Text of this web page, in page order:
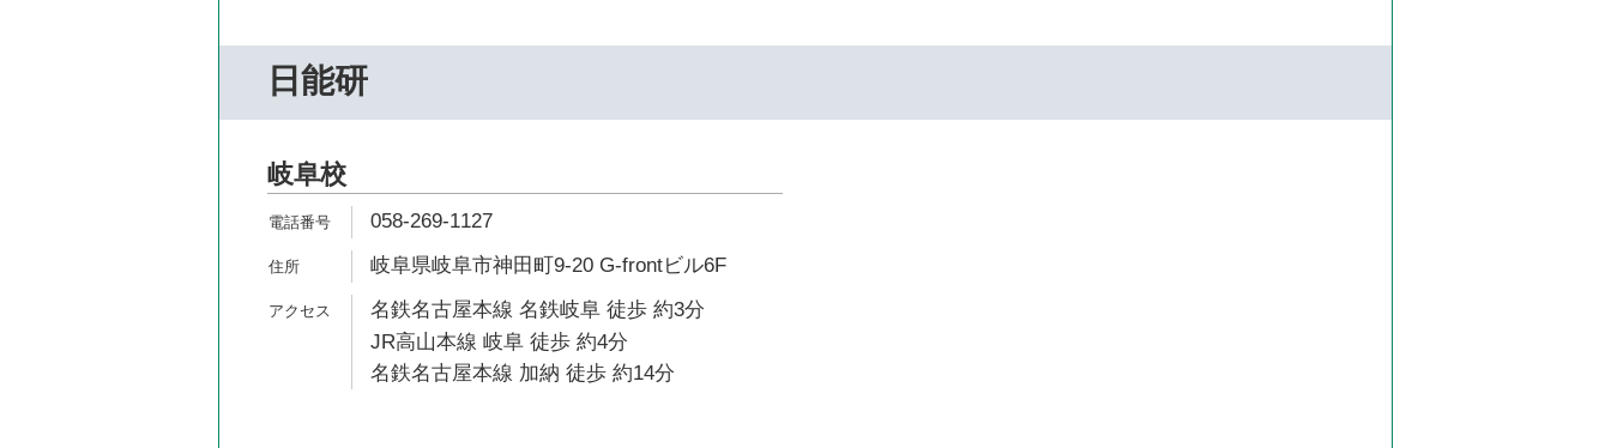
日能研
岐阜校
058-269-1127
岐阜県岐阜市神田町9-20 G-frontビル6F
名鉄名古屋本線 名鉄岐阜 徒歩 約3分
JR高山本線 岐阜 徒歩 約4分
名鉄名古屋本線 加納 徒歩 約14分